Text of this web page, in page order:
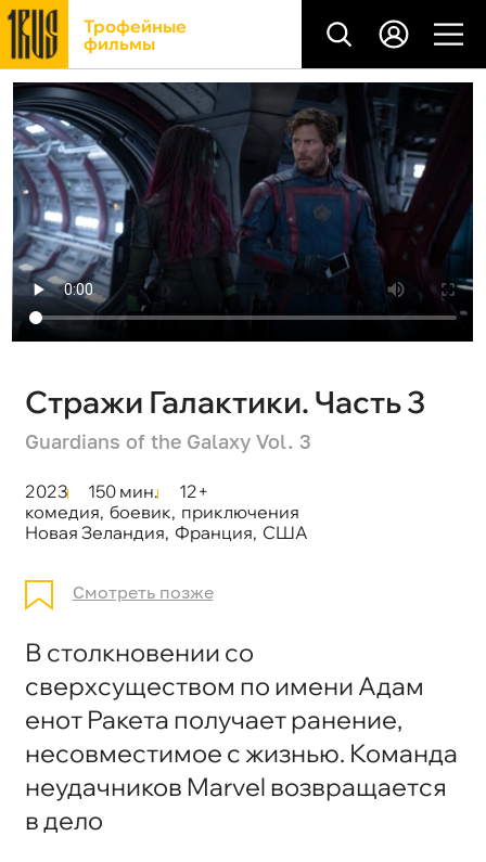
Трофейные
фильмы
Стражи Галактики. Часть 3
Guardians of the Galaxy Vol. 3
2023 150 мин.
12+
комедия, боевик, приключения
Новая Зеландия, Франция, США
Смотреть позже
В столкновении со
сверхсуществом по имени Адам
енот Ракета получает ранение,
несовместимое с жизнью. Команда
неудачников Marvel возвращается
в дело